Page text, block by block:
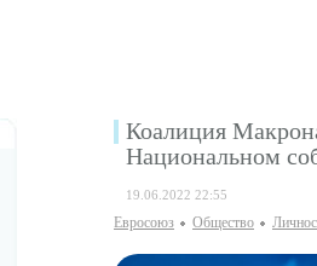
Коалиция
Национальном
19.06.2022 22:55
Евросоюз Общество